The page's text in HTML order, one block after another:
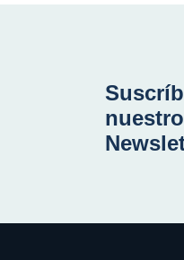
nuestro